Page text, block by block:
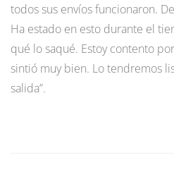
todos sus envíos funcionaron.
Ha estado en esto durante el
qué lo saqué. Estoy contento
sintió muy bien. Lo tendremos
salida”.